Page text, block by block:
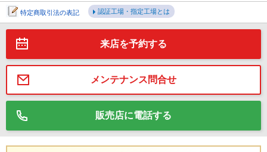
特定商取引法の表記 認証工場・指定工場とは
来店を予約する
メンテナンス問合せ
販売店に電話する